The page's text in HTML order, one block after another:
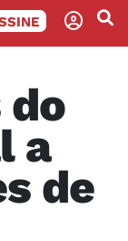
do
a
de